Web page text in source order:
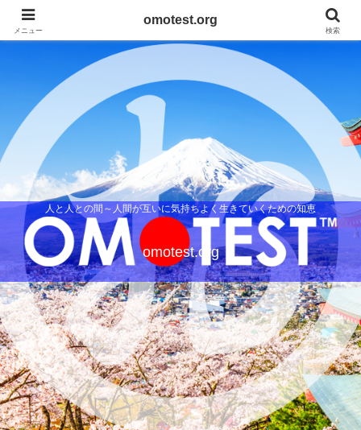
人と人との間～人間が互いに気持ちよく生きていくための知恵
omotest.org
メニュー
omotest.org
検索